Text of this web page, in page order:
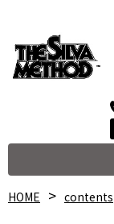
HOME contents